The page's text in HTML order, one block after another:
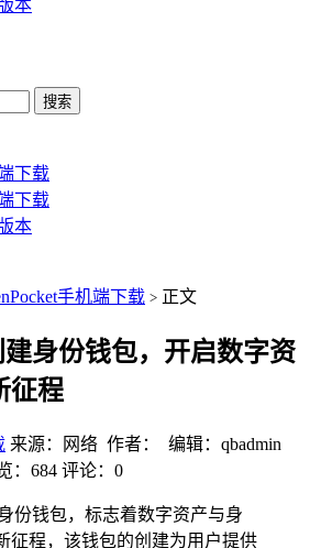
本
搜索
下载
下载
本
手机端下载 > 正文
建身份钱包，开启数字资
征程
来源：网络 作者： 编辑：qbadmin
：684 评论：0
份钱包，标志着数字资产与身
征程，该钱包的创建为用户提供